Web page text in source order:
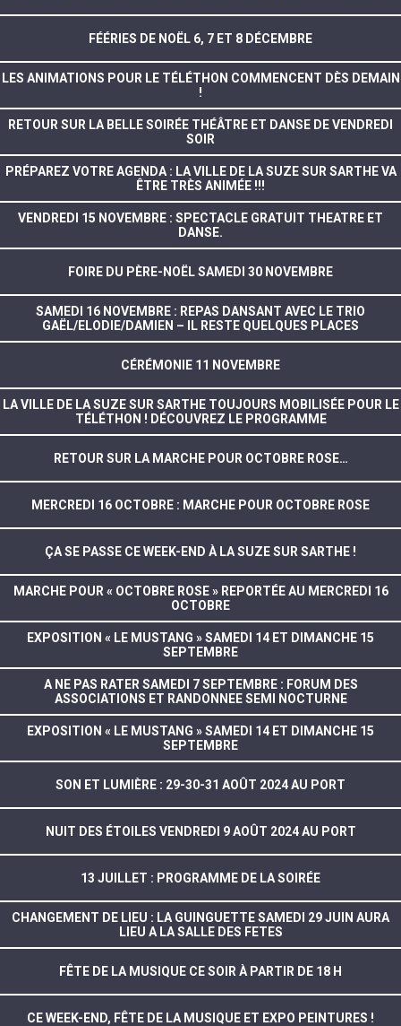
FÉÉRIES DE NOËL 6, 7 ET 8 DÉCEMBRE
LES ANIMATIONS POUR LE TÉLÉTHON COMMENCENT DÈS DEMAIN
!
RETOUR SUR LA BELLE SOIRÉE THÉÂTRE ET DANSE DE VENDREDI
SOIR
PRÉPAREZ VOTRE AGENDA : LA VILLE DE LA SUZE SUR SARTHE VA
ÊTRE TRÈS ANIMÉE !!!
VENDREDI 15 NOVEMBRE : SPECTACLE GRATUIT THEATRE ET
DANSE.
FOIRE DU PÈRE-NOËL SAMEDI 30 NOVEMBRE
SAMEDI 16 NOVEMBRE : REPAS DANSANT AVEC LE TRIO
GAËL/ELODIE/DAMIEN – IL RESTE QUELQUES PLACES
CÉRÉMONIE 11 NOVEMBRE
LA VILLE DE LA SUZE SUR SARTHE TOUJOURS MOBILISÉE POUR LE
TÉLÉTHON ! DÉCOUVREZ LE PROGRAMME
RETOUR SUR LA MARCHE POUR OCTOBRE ROSE…
MERCREDI 16 OCTOBRE : MARCHE POUR OCTOBRE ROSE
ÇA SE PASSE CE WEEK-END À LA SUZE SUR SARTHE !
MARCHE POUR « OCTOBRE ROSE » REPORTÉE AU MERCREDI 16
OCTOBRE
EXPOSITION « LE MUSTANG » SAMEDI 14 ET DIMANCHE 15
SEPTEMBRE
A NE PAS RATER SAMEDI 7 SEPTEMBRE : FORUM DES
ASSOCIATIONS ET RANDONNEE SEMI NOCTURNE
EXPOSITION « LE MUSTANG » SAMEDI 14 ET DIMANCHE 15
SEPTEMBRE
SON ET LUMIÈRE : 29-30-31 AOÛT 2024 AU PORT
NUIT DES ÉTOILES VENDREDI 9 AOÛT 2024 AU PORT
13 JUILLET : PROGRAMME DE LA SOIRÉE
CHANGEMENT DE LIEU : LA GUINGUETTE SAMEDI 29 JUIN AURA
LIEU A LA SALLE DES FETES
FÊTE DE LA MUSIQUE CE SOIR À PARTIR DE 18 H
CE WEEK-END, FÊTE DE LA MUSIQUE ET EXPO PEINTURES !